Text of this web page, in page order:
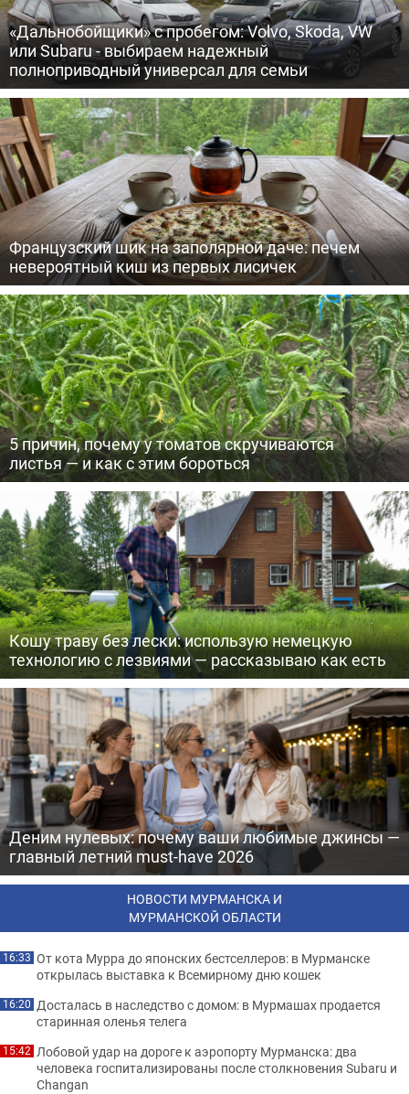
«Дальнобойщики» с пробегом: Volvo, Skoda, VW
или Subaru - выбираем надежный
полноприводный универсал для семьи
Французский шик на заполярной даче: печем
невероятный киш из первых лисичек
5 причин, почему у томатов скручиваются
листья — и как с этим бороться
Кошу траву без лески: использую немецкую
технологию с лезвиями — рассказываю как есть
Деним нулевых: почему ваши любимые джинсы —
главный летний must-have 2026
НОВОСТИ МУРМАНСКА И
МУРМАНСКОЙ ОБЛАСТИ
16:33 От кота Мурра до японских бестселлеров: в Мурманске
открылась выставка к Всемирному дню кошек
16:20 Досталась в наследство с домом: в Мурмашах продается
старинная оленья телега
15:42 Лобовой удар на дороге к аэропорту Мурманска: два
человека госпитализированы после столкновения Subaru и
Changan